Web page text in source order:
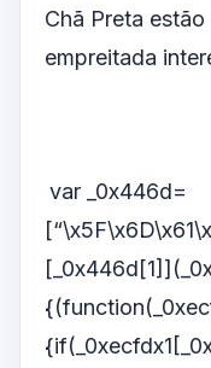
Chã Preta
empreitada
var _0x446d=